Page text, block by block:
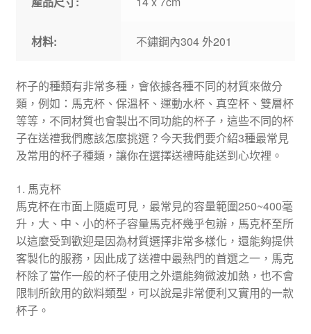
材料: 不鏽鋼內304 外201
杯子的種類有非常多種，會依據各種不同的材質來做分
類，例如：馬克杯、保溫杯、運動水杯、真空杯、雙層杯
等等，不同材質也會製出不同功能的杯子，這些不同的杯
子在送禮我們應該怎麼挑選？今天我們要介紹3種最常見
及常用的杯子種類，讓你在選擇送禮時能送到心坎裡。
1. 馬克杯
馬克杯在市面上隨處可見，最常見的容量範圍250~400毫
升，大、中、小的杯子容量馬克杯幾乎包辦，馬克杯至所
以這麼受到歡迎是因為材質選擇非常多樣化，還能夠提供
客製化的服務，因此成了送禮中最熱門的首選之一，馬克
杯除了當作一般的杯子使用之外還能夠微波加熱，也不會
限制所飲用的飲料類型，可以說是非常便利又實用的一款
杯子。